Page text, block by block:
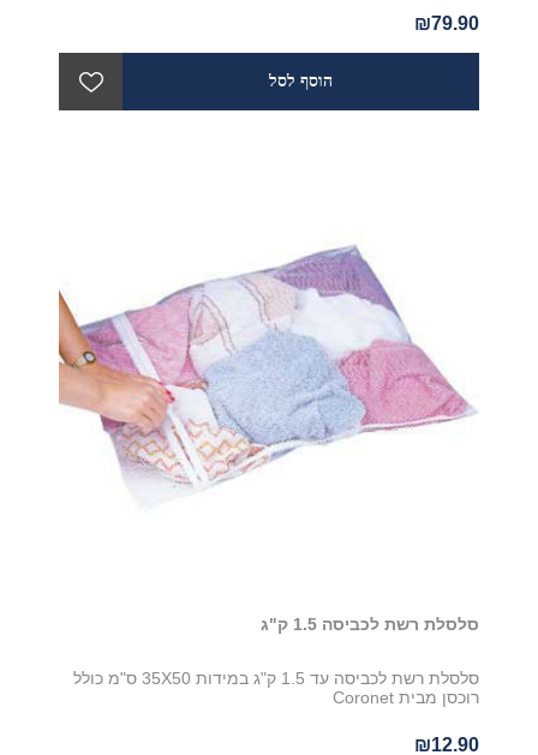
₪79.90
סלסלת רשת לכביסה 1.5 ק"ג
סלסלת רשת לכביסה עד 1.5 ק"ג במידות 35X50 ס"מ כולל
רוכסן מבית Coronet
₪12.90